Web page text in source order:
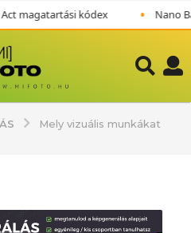
magatartási kódex Nano
Mely vizuális munkákat